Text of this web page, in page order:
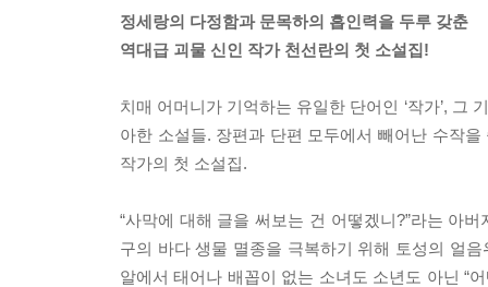
정세랑의 다정함과 문목하의 흡인력을 두루 갖춘
역대급 괴물 신인 작가 천선란의 첫 소설집!
치매 어머니가 기억하는 유일한 단어인 ‘작가’, 그
아한 소설들. 장편과 단편 모두에서 빼어난 수작
작가의 첫 소설집.
“사막에 대해 글을 써보는 건 어떻겠니?”라는 아
구의 바다 생물 멸종을 극복하기 위해 토성의 얼
알에서 태어나 배꼽이 없는 소녀도 소년도 아닌 “